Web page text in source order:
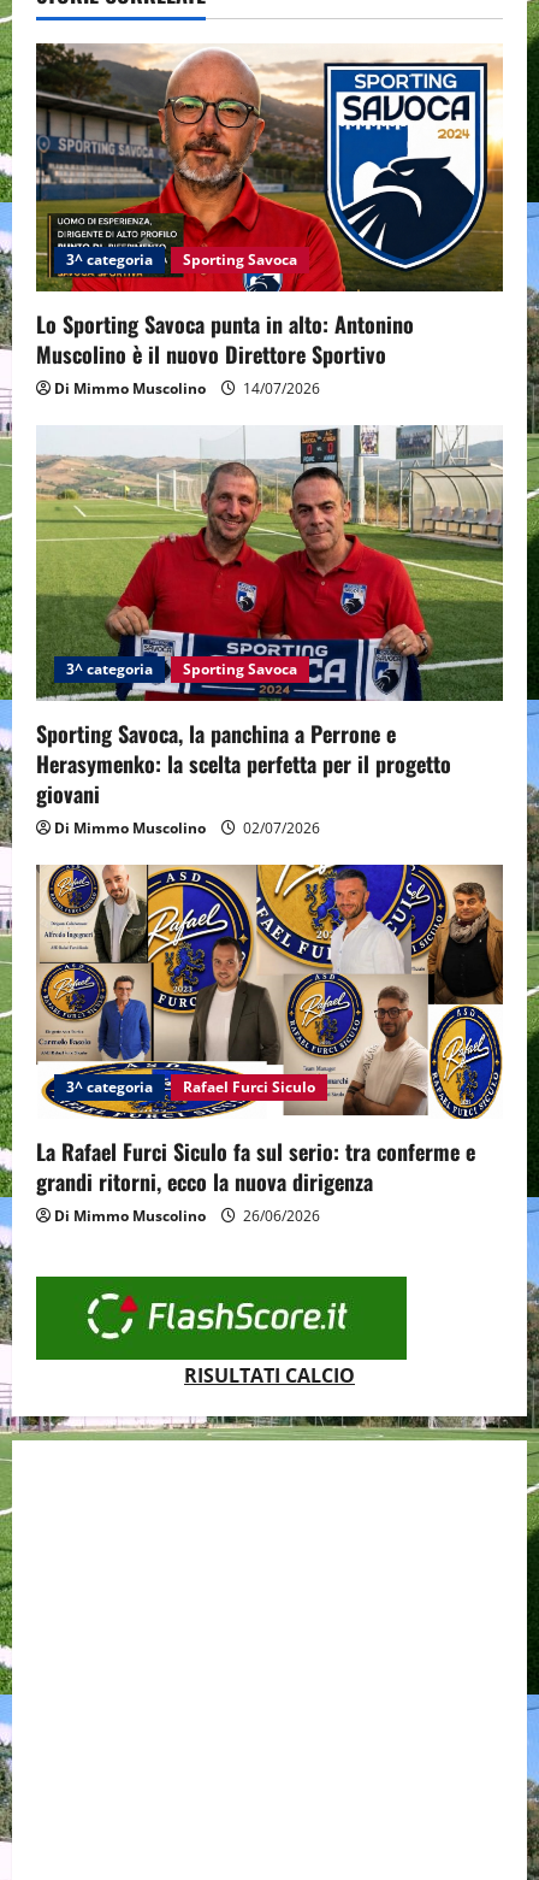
v
i
g
a
t
i
o
n
3^ categoria Sporting Savoca
Lo Sporting Savoca punta in alto: Antonino
Muscolino è il nuovo Direttore Sportivo
Di Mimmo Muscolino 14/07/2026
3^ categoria Sporting Savoca
Sporting Savoca, la panchina a Perrone e
Herasymenko: la scelta perfetta per il progetto
giovani
Di Mimmo Muscolino 02/07/2026
3^ categoria Rafael Furci Siculo
La Rafael Furci Siculo fa sul serio: tra conferme e
grandi ritorni, ecco la nuova dirigenza
Di Mimmo Muscolino 26/06/2026
RISULTATI CALCIO